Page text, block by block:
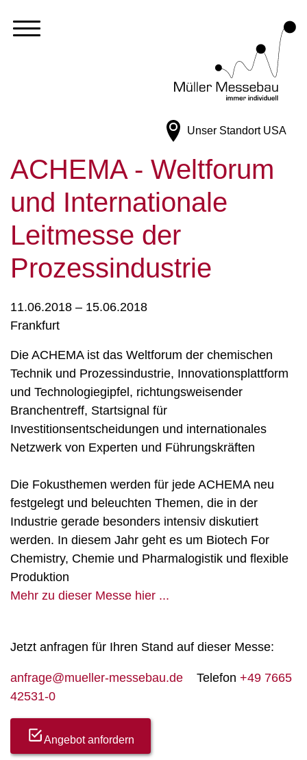
Unser Standort USA
ACHEMA - Weltforum
und Internationale
Leitmesse der
Prozessindustrie
11.06.2018 – 15.06.2018
Frankfurt
Die ACHEMA ist das Weltforum der chemischen
Technik und Prozessindustrie, Innovationsplattform
und Technologiegipfel, richtungsweisender
Branchentreff, Startsignal für
Investitionsentscheidungen und internationales
Netzwerk von Experten und Führungskräften
Die Fokusthemen werden für jede ACHEMA neu
festgelegt und beleuchten Themen, die in der
Industrie gerade besonders intensiv diskutiert
werden. In diesem Jahr geht es um Biotech For
Chemistry, Chemie und Pharmalogistik und flexible
Produktion
Mehr zu dieser Messe hier ...
Jetzt anfragen für Ihren Stand auf dieser Messe:
anfrage@mueller-messebau.de Telefon +49 7665
42531-0
Angebot anfordern